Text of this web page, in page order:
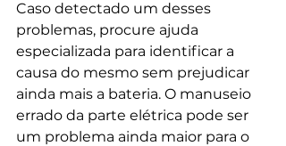
Caso detectado um desses
problemas, procure ajuda
especializada para identificar a
causa do mesmo sem prejudicar
ainda mais a bateria. O manuseio
errado da parte elétrica pode ser
um problema ainda maior para o